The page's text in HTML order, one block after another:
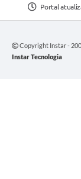
Portal
Copyright Instar -
Instar Tecnologia